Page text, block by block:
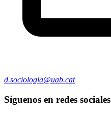
d.sociologia@uab.cat
Síguenos en redes sociales